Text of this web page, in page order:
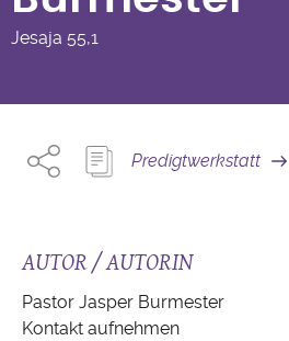
Jesaja 55,1
Predigtwerkstatt
AUTOR / AUTORIN
Pastor Jasper Burmester
Kontakt aufnehmen